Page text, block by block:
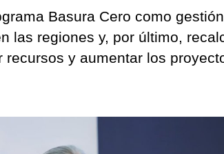
Basura Cero como gestión
las regiones y, por último,
recursos y aumentar los